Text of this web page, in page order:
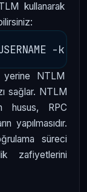
kullanarak
yerine NTLM
sağlar. NTLM
husus, RPC
yapılmasıdır.
süreci
zafiyetlerini